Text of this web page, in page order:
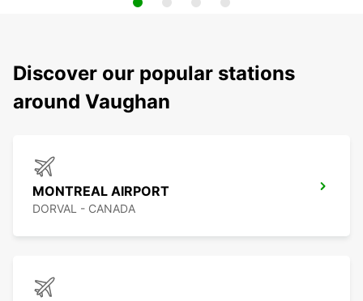
Discover our popular stations
around Vaughan
MONTREAL AIRPORT
DORVAL - CANADA